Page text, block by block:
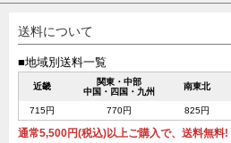
送料について
■地域別送料一覧
近畿
関東・中部
中国・四国・九州
南東北
715円 770円 825円
通常5,500円(税込)以上ご購入で、送料無料!